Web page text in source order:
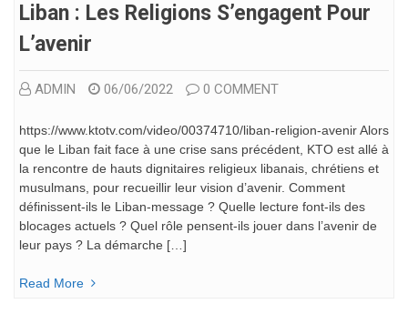
Liban : Les Religions S’engagent Pour
L’avenir
ADMIN 06/06/2022 0 COMMENT
https://www.ktotv.com/video/00374710/liban-religion-avenir Alors
que le Liban fait face à une crise sans précédent, KTO est allé à
la rencontre de hauts dignitaires religieux libanais, chrétiens et
musulmans, pour recueillir leur vision d’avenir. Comment
définissent-ils le Liban-message ? Quelle lecture font-ils des
blocages actuels ? Quel rôle pensent-ils jouer dans l’avenir de
leur pays ? La démarche […]
Read More